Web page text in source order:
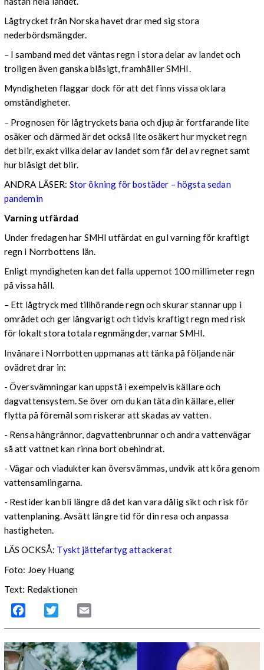
Lågtrycket från Norska havet drar med sig stora
nederbördsmängder.
– I samband med det väntas regn i stora delar av landet och
troligen även ganska blåsigt, framhåller SMHI.
Myndigheten flaggar dock för att det finns vissa oklara
omständigheter.
– Prognosen för lågtryckets bana och djup är fortfarande lite
osäker och därmed är det också lite osäkert hur mycket regn
det blir, exakt vilka delar av landet som får del av regnet samt
hur blåsigt det blir.
ANDRA LÄSER: Stor ökning för bostäder – högsta sedan
pandemin
Varning utfärdad
Under fredagen har SMHI utfärdat en gul varning för kraftigt
regn i Norrbottens län.
Enligt myndigheten kan det falla uppemot 100 millimeter regn
på vissa håll.
– Ett lågtryck med tillhörande regn och skurar stannar upp i
området och ger långvarigt och tidvis kraftigt regn med risk
för lokalt stora totala regnmängder, varnar SMHI.
Invånare i Norrbotten uppmanas att tänka på följande när
ovädret drar in:
- Översvämningar kan uppstå i exempelvis källare och
dagvattensystem. Se över om du kan täta din källare, eller
flytta på föremål som riskerar att skadas av vatten.
- Rensa hängrännor, dagvattenbrunnar och andra vattenvägar
så att vattnet kan rinna bort obehindrat.
- Vägar och viadukter kan översvämmas, undvik att köra genom
vattensamlingarna.
- Restider kan bli längre då det kan vara dålig sikt och risk för
vattenplaning. Avsätt längre tid för din resa och anpassa
hastigheten.
LÄS OCKSÅ: Tyskt jättefartyg attackerat
Foto: Joey Huang
Text: Redaktionen
Facebook Twitter